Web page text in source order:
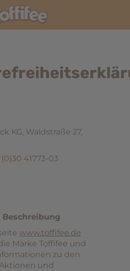
KG, Waldstraße 27,
41773-03
www.toffifee.de
Marke Toffifee und
zu den
und